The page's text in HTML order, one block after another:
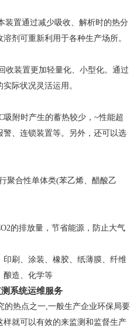
装置通过减少吸收、解析时的热分
剂可重新利用于各种生产场所。
收装置更加轻量化、小型化。通过
际状况灵活运用。
附时产生的蓄热较少，~性能超
、连锁装置等。另外，还可以选
聚合性单体类(苯乙烯、醋酸乙
的排放量，节省能源，防止大气
刷、涂装、橡胶、纸薄膜、纤维
酿造、化学等
系统运维服务
的热点之一,一般生产企业环保局要
就可以有效的来监测和监督生产